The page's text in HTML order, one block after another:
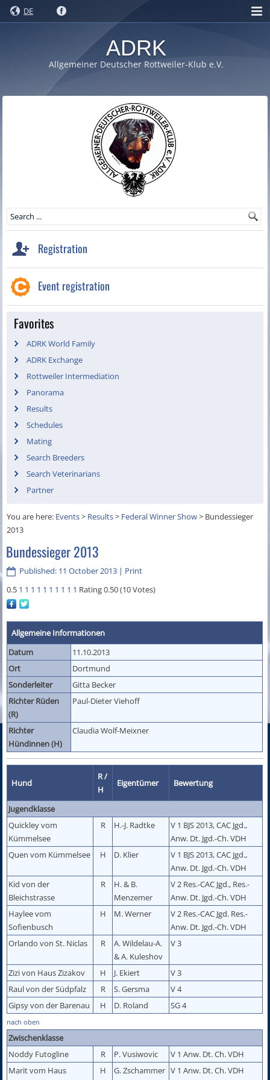
DE
ADRK
Allgemeiner Deutscher Rottweiler-Klub e.V.
Registration
Event registration
Favorites
ADRK World Family
ADRK Exchange
Rottweiler Intermediation
Panorama
Results
Schedules
Mating
Search Breeders
Search Veterinarians
Partner
You are here: Events> Results> Federal Winner Show> Bundessieger
2013
Bundessieger 2013
Published: 11 October 2013 | Print
0.5 1 1 1 1 1 1 1 1 1 1 Rating 0.50 (10 Votes)
Allgemeine Informationen
Datum
11.10.2013
Ort
Dortmund
Sonderleiter
Gitta Becker
Richter Rüden
(R)
Paul-Dieter Viehoff
Richter
Hündinnen (H)
Claudia Wolf-Meixner
Hund
R /
H
Eigentümer Bewertung
Jugendklasse
Quickley vom
Kümmelsee
R H.-J. Radtke
V 1 BJS 2013, CAC Jgd.,
Anw. Dt. Jgd.-Ch. VDH
Quen vom Kümmelsee
H D. Klier
V 1 BJS 2013, CAC Jgd.,
Anw. Dt. Jgd.-Ch. VDH
Kid von der
Bleichstrasse
R
H. & B.
Menzemer
V 2 Res.-CAC Jgd., Res.-
Anw. Dt. Jgd.-Ch. VDH
Haylee vom
Sofienbusch
H M. Werner
V 2 Res.-CAC Jgd. Res.-
Anw. Dt. Jgd.-Ch. VDH
Orlando von St. Niclas
R
A. Wildelau-A.
& A. Kuleshov
V 3
Zizi von Haus Zizakov H J. Ekiert
V 3
Raul von der Südpfalz
R S. Gersma
V 4
Gipsy von der Barenau
H D. Roland SG 4
nach oben
Zwischenklasse
Noddy Futogline
R P. Vusiwovic
V 1 Anw. Dt. Ch. VDH
Marit vom Haus
H G. Zschammer V 1 Anw. Dt. Ch. VDH